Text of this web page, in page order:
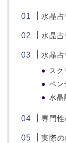
水晶
水晶
水晶
スク
ペン
水晶
専門
実際